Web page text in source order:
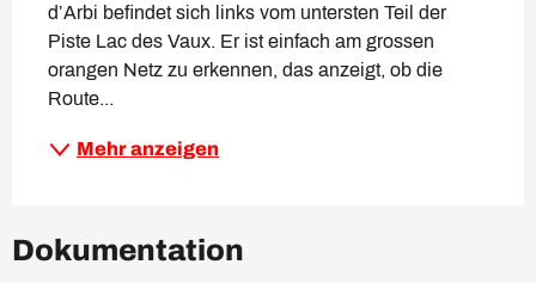
d’Arbi befindet sich links vom untersten Teil der
Piste Lac des Vaux. Er ist einfach am grossen
orangen Netz zu erkennen, das anzeigt, ob die
Route...
Mehr anzeigen
Dokumentation